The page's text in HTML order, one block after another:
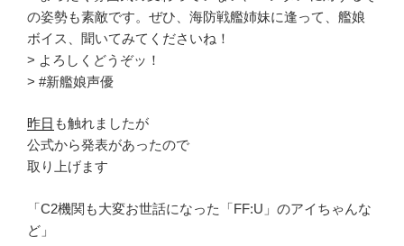
の姿勢も素敵です。ぜひ、海防戦艦姉妹に逢って、艦娘
ボイス、聞いてみてくださいね！
> よろしくどうぞッ！
> #新艦娘声優
昨日 も触れましたが
公式から発表があったので
取り上げます
「C2機関も大変お世話になった「FF:U」のアイちゃんな
ど」